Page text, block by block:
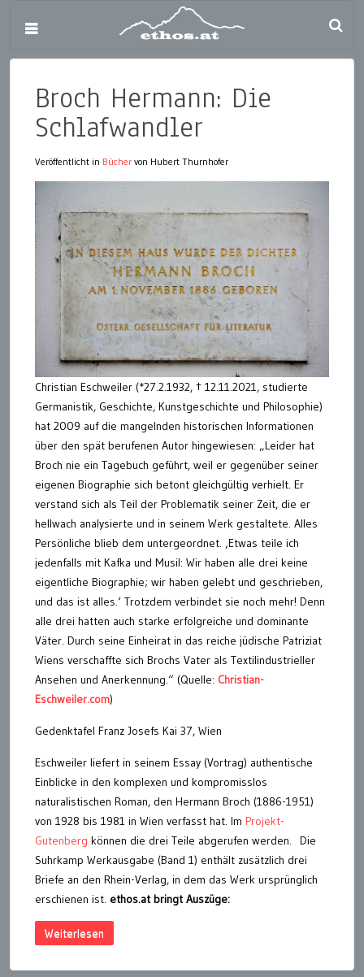
Broch Hermann: Die
Schlafwandler
Veröffentlicht in Bücher von Hubert Thurnhofer
Christian Eschweiler (*27.2.1932, † 12.11.2021, studierte
Germanistik, Geschichte, Kunstgeschichte und Philosophie)
hat 2009 auf die mangelnden historischen Informationen
über den spät berufenen Autor hingewiesen: „Leider hat
Broch nie ein Tagebuch geführt, weil er gegenüber seiner
eigenen Biographie sich betont gleichgültig verhielt. Er
verstand sich als Teil der Problematik seiner Zeit, die er
hellwach analysierte und in seinem Werk gestaltete. Alles
Persönliche blieb dem untergeordnet. ‚Etwas teile ich
jedenfalls mit Kafka und Musil: Wir haben alle drei keine
eigentliche Biographie; wir haben gelebt und geschrieben,
und das ist alles.‘ Trotzdem verbindet sie noch mehr! Denn
alle drei hatten auch starke erfolgreiche und dominante
Väter. Durch seine Einheirat in das reiche jüdische Patriziat
Wiens verschaffte sich Brochs Vater als Textilindustrieller
Ansehen und Anerkennung.“ (Quelle: Christian-
Eschweiler.com)
Gedenktafel Franz Josefs Kai 37, Wien
Eschweiler liefert in seinem Essay (Vortrag) authentische
Einblicke in den komplexen und kompromisslos
naturalistischen Roman, den Hermann Broch (1886-1951)
von 1928 bis 1981 in Wien verfasst hat. Im Projekt-
Gutenberg können die drei Teile abgerufen werden. Die
Suhrkamp Werkausgabe (Band 1) enthält zusätzlich drei
Briefe an den Rhein-Verlag, in dem das Werk ursprünglich
erschienen ist. ethos.at bringt Auszüge:
Weiterlesen